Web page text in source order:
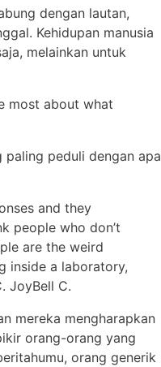
dengan lautan,
Kehidupan manusia
melainkan untuk
most about what
peduli dengan apa
and they
people who don’t
are the weird
inside a laboratory,
JoyBell C.
mereka mengharapkan
orang-orang yang
orang generik